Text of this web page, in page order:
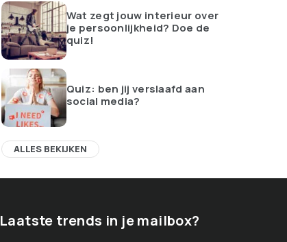
Wat zegt jouw interieur over
je persoonlijkheid? Doe de
quiz!
Quiz: ben jij verslaafd aan
social media?
ALLES BEKIJKEN
Laatste trends in je mailbox?